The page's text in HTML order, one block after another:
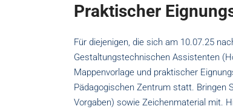
Praktischer
Für diejenigen, die sich am 10.07.25
Gestaltungstechnischen Assistenten
Mappenvorlage und praktischer
Pädagogischen Zentrum statt. Bringen
Vorgaben) sowie Zeichenmaterial mit.